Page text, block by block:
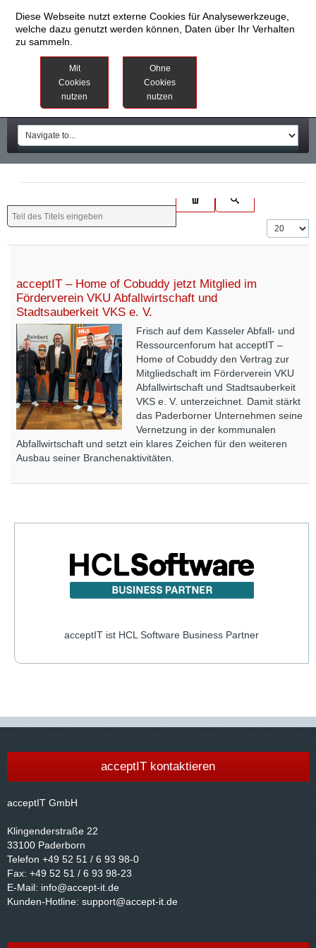
acceptIT – Home of Cobuddy jetzt Mitglied im
Förderverein VKU Abfallwirtschaft und
Stadtsauberkeit VKS e. V.
Frisch auf dem Kasseler Abfall- und
Ressourcenforum hat acceptIT –
Home of Cobuddy den Vertrag zur
Mitgliedschaft im Förderverein VKU
Abfallwirtschaft und Stadtsauberkeit
VKS e. V. unterzeichnet. Damit stärkt
das Paderborner Unternehmen seine
Vernetzung in der kommunalen
Abfallwirtschaft und setzt ein klares Zeichen für den weiteren
Ausbau seiner Branchenaktivitäten.
acceptIT ist HCL Software Business Partner
acceptIT kontaktieren
acceptIT GmbH
Klingenderstraße 22
33100 Paderborn
Telefon +49 52 51 / 6 93 98-0
Fax: +49 52 51 / 6 93 98-23
E-Mail: info@accept-it.de
Kunden-Hotline: support@accept-it.de
Diese Webseite nutzt externe Cookies für Analysewerkzeuge,
welche dazu genutzt werden können, Daten über Ihr Verhalten
zu sammeln.
Mit
Cookies
nutzen
Ohne
Cookies
nutzen